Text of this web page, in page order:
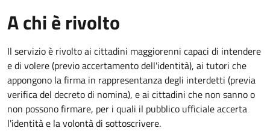
A chi è rivolto
Il servizio è rivolto ai cittadini maggiorenni capaci di intendere
e di volere (previo accertamento dell'identità), ai tutori che
appongono la firma in rappresentanza degli interdetti (previa
verifica del decreto di nomina), e ai cittadini che non sanno o
non possono firmare, per i quali il pubblico ufficiale accerta
l'identità e la volontà di sottoscrivere.